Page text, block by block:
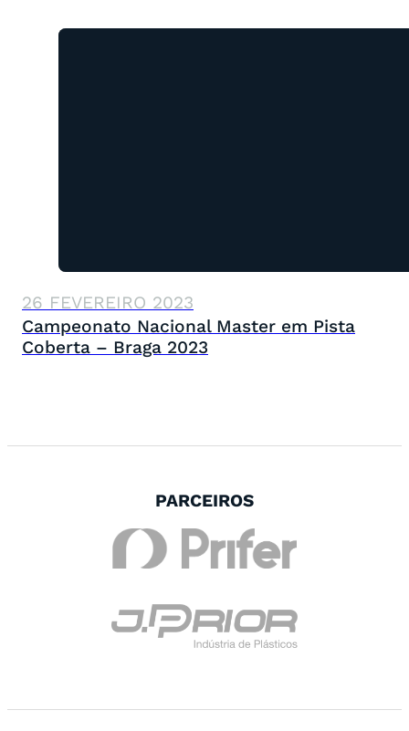
26 FEVEREIRO 2023
Campeonato Nacional Master em Pista
Coberta – Braga 2023
PARCEIROS